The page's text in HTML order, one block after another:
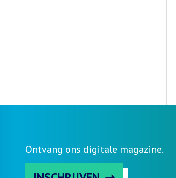
Ontvang ons digitale magazine.